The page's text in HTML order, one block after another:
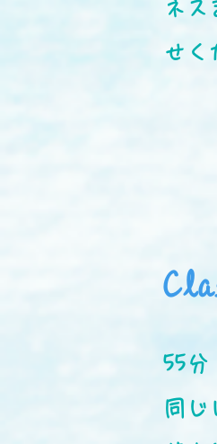
ネス
せく
55
同じ